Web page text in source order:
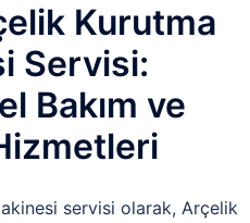
Kurutma
Servisi:
Bakım ve
servisi olarak, Arçelik